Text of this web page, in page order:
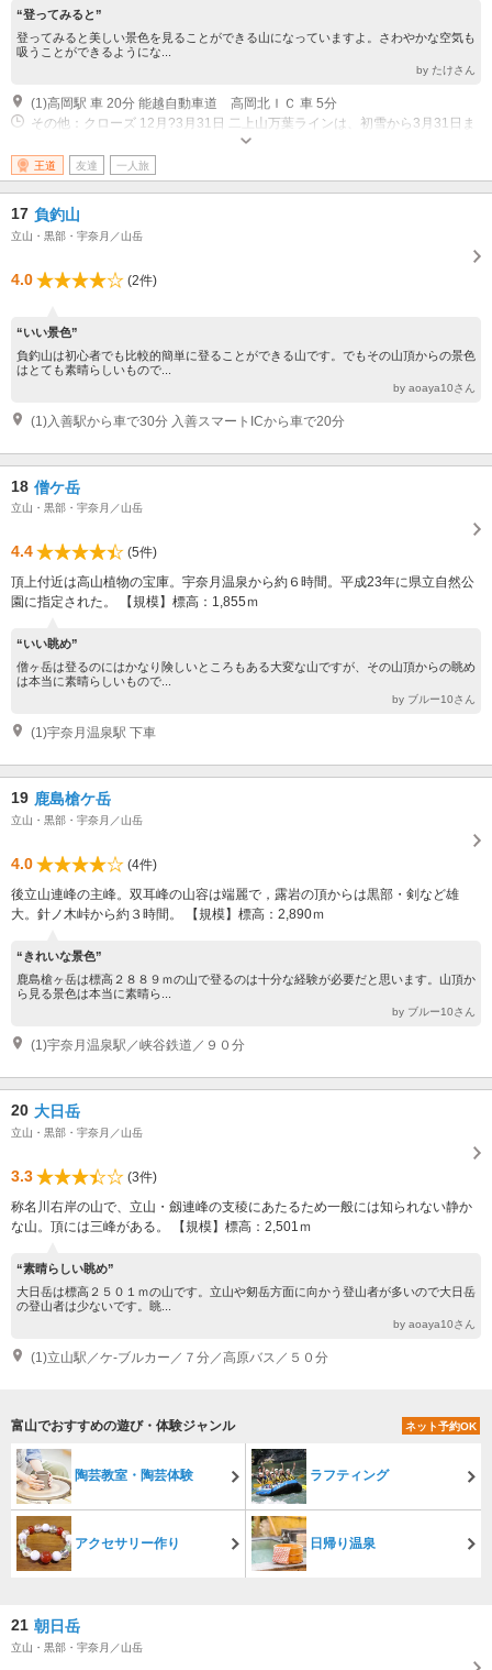
“登ってみると”
登ってみると美しい景色を見ることができる山になっていますよ。さわやかな空気も
吸うことができるようにな...
by たけさん
(1)高岡駅 車 20分 能越自動車道 高岡北ＩＣ 車 5分
その他：クローズ 12月?3月31日 二上山万葉ラインは、初雪から3月31日ま
王道 友達 一人旅
17 負釣山
立山・黒部・宇奈月／山岳
4.0 (2件)
“いい景色”
負釣山は初心者でも比較的簡単に登ることができる山です。でもその山頂からの景色
はとても素晴らしいもので...
by aoaya10さん
(1)入善駅から車で30分 入善スマートICから車で20分
18 僧ケ岳
立山・黒部・宇奈月／山岳
4.4
(5件)
頂上付近は高山植物の宝庫。宇奈月温泉から約６時間。平成23年に県立自然公
園に指定された。 【規模】標高：1,855ｍ
“いい眺め”
僧ヶ岳は登るのにはかなり険しいところもある大変な山ですが、その山頂からの眺め
は本当に素晴らしいもので...
by ブルー10さん
(1)宇奈月温泉駅 下車
19 鹿島槍ケ岳
立山・黒部・宇奈月／山岳
4.0
(4件)
後立山連峰の主峰。双耳峰の山容は端麗で，露岩の頂からは黒部・剣など雄
大。針ノ木峠から約３時間。 【規模】標高：2,890ｍ
“きれいな景色”
鹿島槍ヶ岳は標高２８８９ｍの山で登るのは十分な経験が必要だと思います。山頂か
ら見る景色は本当に素晴ら...
by ブルー10さん
(1)宇奈月温泉駅／峡谷鉄道／９０分
20 大日岳
立山・黒部・宇奈月／山岳
3.3
(3件)
称名川右岸の山で、立山・劔連峰の支稜にあたるため一般には知られない静か
な山。頂には三峰がある。 【規模】標高：2,501ｍ
“素晴らしい眺め”
大日岳は標高２５０１ｍの山です。立山や剱岳方面に向かう登山者が多いので大日岳
の登山者は少ないです。眺...
by aoaya10さん
(1)立山駅／ケ-ブルカー／７分／高原バス／５０分
富山でおすすめの遊び・体験ジャンル ネット予約OK
陶芸教室・陶芸体験 ラフティング
アクセサリー作り 日帰り温泉
21 朝日岳
立山・黒部・宇奈月／山岳